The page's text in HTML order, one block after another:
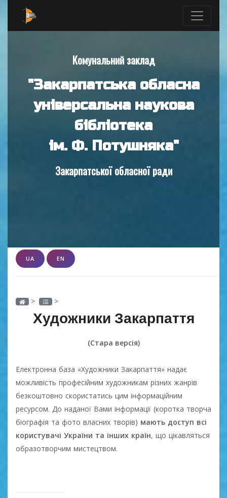
Комунальний заклад
"Закарпатська обласна
універсальна наукова
бібліотека
ім. Ф. Потушняка"
Закарпатської обласної ради
UA EN
> >
Художники Закарпаття
(Стара версія)
Електронна база «Художники Закарпаття» надає
можливість професійним художникам різних жанрів
безкоштовно скористатись цим інформаційним
ресурсом. До наданої Вами інформації (коротка творча
біографія та фото власних творів) мають доступ всі
користувачі України та інших країн, що цікавляться
образотворчим мистецтвом.